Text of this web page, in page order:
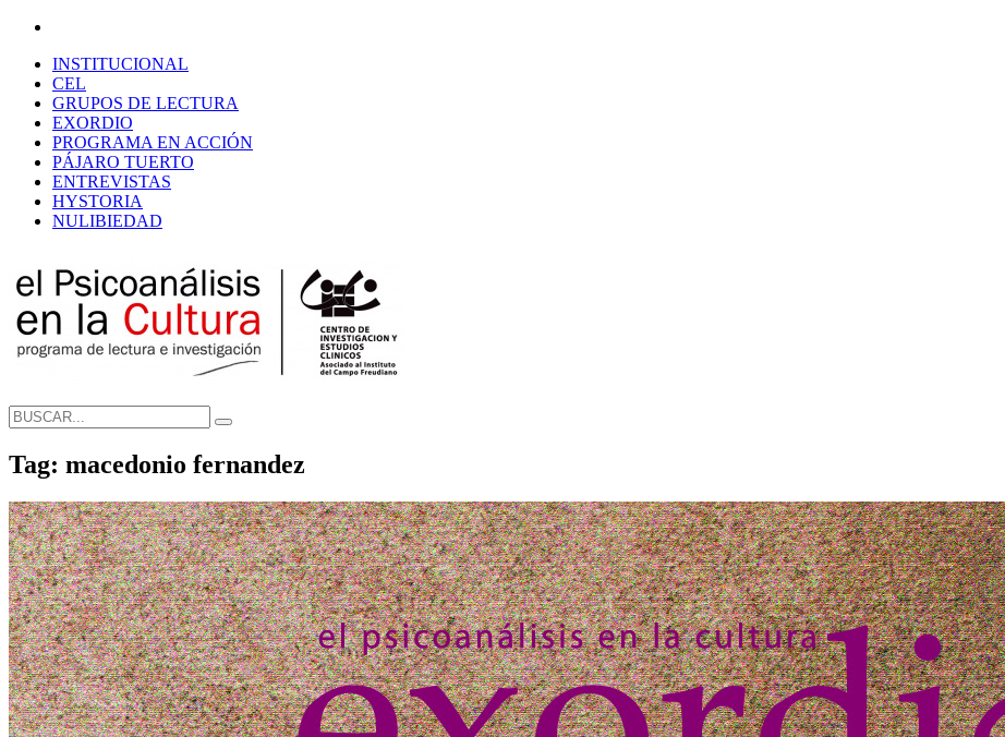
INSTITUCIONAL
CEL
GRUPOS DE LECTURA
EXORDIO
PROGRAMA EN ACCIÓN
PÁJARO TUERTO
ENTREVISTAS
HYSTORIA
NULIBIEDAD
Tag: macedonio fernandez